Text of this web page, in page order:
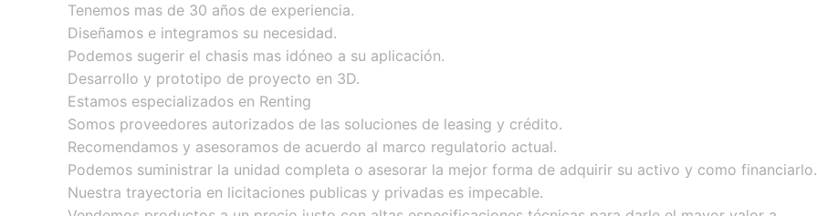
Tenemos mas de 30 años de experiencia.
Diseñamos e integramos su necesidad.
Podemos sugerir el chasis mas idóneo a su aplicación.
Desarrollo y prototipo de proyecto en 3D.
Estamos especializados en Renting
Somos proveedores autorizados de las soluciones de leasing y crédito.
Recomendamos y asesoramos de acuerdo al marco regulatorio actual.
Podemos suministrar la unidad completa o asesorar la mejor forma de adquirir su activo y como financiarlo.
Nuestra trayectoria en licitaciones publicas y privadas es impecable.